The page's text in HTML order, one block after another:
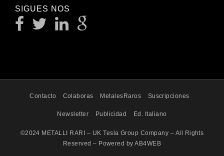
SIGUES NOS
Contacto Colaboras MetalesRaros Suscripciones
Newsletter Publicidad Ed. Italiano
©2024 METALLI RARI – UK Tesla Group Company – All Rights
Reserved – Powered by AB4WEB